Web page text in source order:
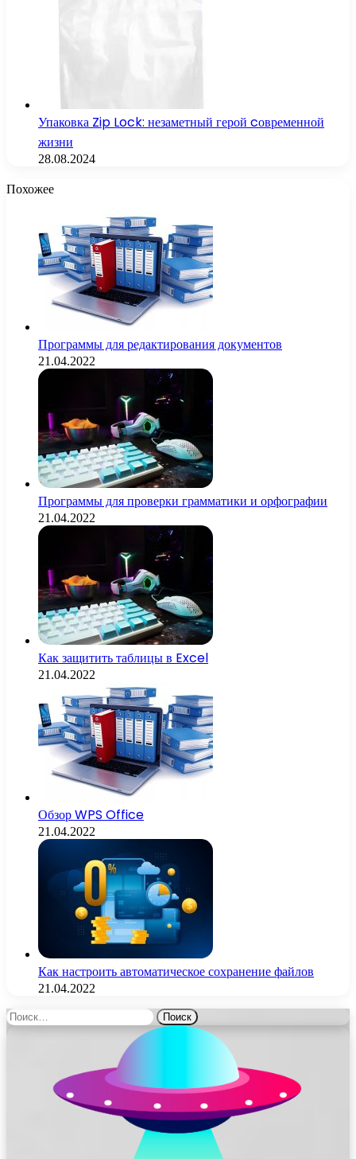
Упаковка Zip Lock: незаметный герой cовременной
жизни
28.08.2024
Похожее
Программы для редактирования документов
21.04.2022
Программы для проверки грамматики и орфографии
21.04.2022
Как защитить таблицы в Excel
21.04.2022
Обзор WPS Office
21.04.2022
Как настроить автоматическое сохранение файлов
21.04.2022
Найти: